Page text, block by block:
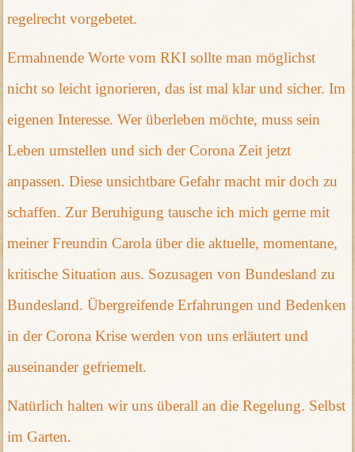
regelrecht vorgebetet.
Ermahnende Worte vom RKI sollte man möglichst
nicht so leicht ignorieren, das ist mal klar und sicher. Im
eigenen Interesse. Wer überleben möchte, muss sein
Leben umstellen und sich der Corona Zeit jetzt
anpassen. Diese unsichtbare Gefahr macht mir doch zu
schaffen. Zur Beruhigung tausche ich mich gerne mit
meiner Freundin Carola über die aktuelle, momentane,
kritische Situation aus. Sozusagen von Bundesland zu
Bundesland. Übergreifende Erfahrungen und Bedenken
in der Corona Krise werden von uns erläutert und
auseinander gefriemelt.
Natürlich halten wir uns überall an die Regelung. Selbst
im Garten.